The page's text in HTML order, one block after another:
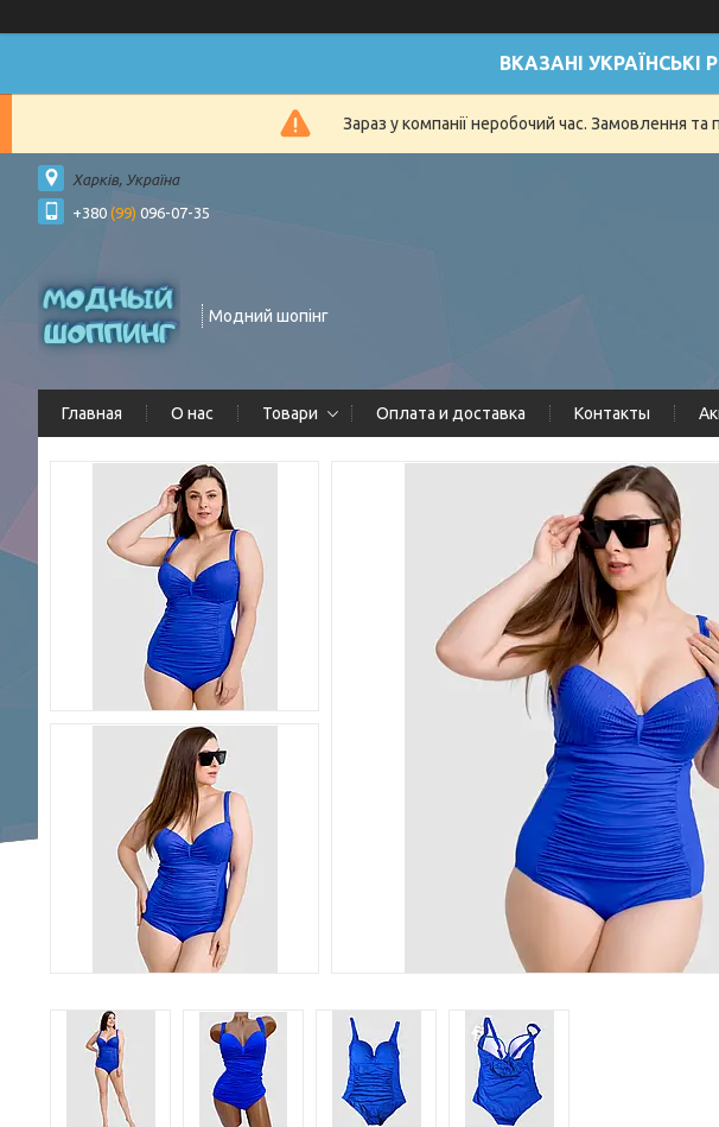
ВКАЗАНІ УКРАЇНСЬКІ
Зараз у компанії неробочий час. Замовлення
Харків, Україна
+380 (99) 096-07-35
Модний шопінг
Главная О нас Товари Оплата и доставка Контакты